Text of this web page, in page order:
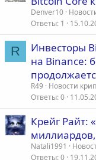
Denver10
Ответы 1
R
Инвесторы
на Binance:
R49
Новости
Ответы 0
Крейг Райт:
Natali1991
Ответы 0